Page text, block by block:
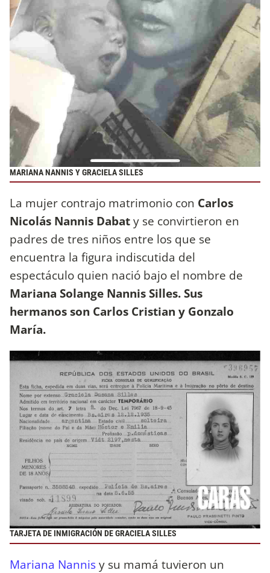
MARIANA NANNIS Y GRACIELA SILLES
La mujer contrajo matrimonio con Carlos
Nicolás Nannis Dabaty se convirtieron en
padres de tres niños entre los que se
encuentra la figura indiscutida del
espectáculo quien nació bajo el nombre de
Mariana Solange Nannis Silles. Sus
hermanos son Carlos Cristian y Gonzalo
María.
TARJETA DE INMIGRACIÓN DE GRACIELA SILLES
Mariana Nannisy su mamá tuvieron un